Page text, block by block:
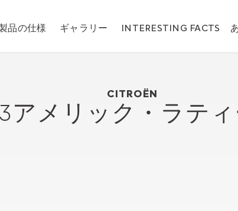
品の仕様 ギャラリー INTERESTING FACTS
CITROËN
アメリック・ラティ